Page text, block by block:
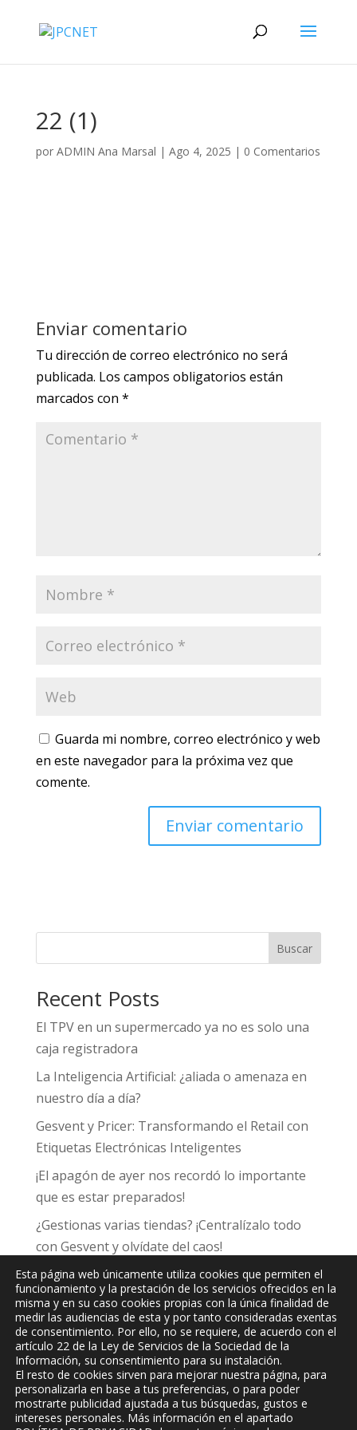
22 (1)
por ADMIN Ana Marsal | Ago 4, 2025 | 0 Comentarios
Enviar comentario
Tu dirección de correo electrónico no será
publicada. Los campos obligatorios están
marcados con *
Guarda mi nombre, correo electrónico y web
en este navegador para la próxima vez que
comente.
Buscar
Recent Posts
El TPV en un supermercado ya no es solo una
caja registradora
La Inteligencia Artificial: ¿aliada o amenaza en
nuestro día a día?
Gesvent y Pricer: Transformando el Retail con
Etiquetas Electrónicas Inteligentes
¡El apagón de ayer nos recordó lo importante
que es estar preparados!
¿Gestionas varias tiendas? ¡Centralízalo todo
con Gesvent y olvídate del caos!
JPCInformática y Comunicaciones, S.L.
Esta página web únicamente utiliza cookies que permiten el
funcionamiento y la prestación de los servicios ofrecidos en la
misma y en su caso cookies propias con la única finalidad de
medir las audiencias de esta y por tanto consideradas exentas
de consentimiento. Por ello, no se requiere, de acuerdo con el
artículo 22 de la Ley de Servicios de la Sociedad de la
Información, su consentimiento para su instalación.
El resto de cookies sirven para mejorar nuestra página, para
personalizarla en base a tus preferencias, o para poder
mostrarte publicidad ajustada a tus búsquedas, gustos e
intereses personales. Más información en el apartado